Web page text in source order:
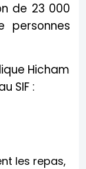
de 23 000
Hicham
SIF :
les repas,